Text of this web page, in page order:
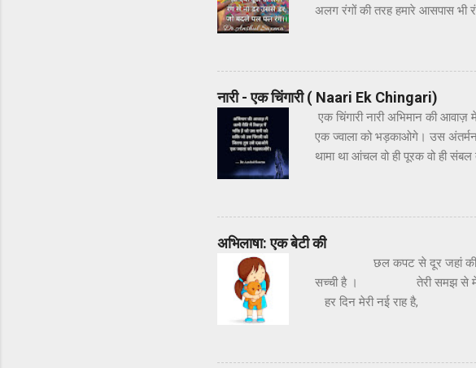
अलग रंगों की तरह हमारे आसपास भी
दूरी सारी भूलकर, हो एक दूजे के
दूसरे पर खुलकर रंग लगाइए चाहे वह
शुभकामनाएं। 🙏💐 By: Dr.Anshul
नारी - एक चिंगारी ( Naari Ek Chingari)
एक चिंगारी नारी अभिमान की आवाज़
एक ज्वाला को भड़काओगे। उस
थामा था आंचल वो ही पूरक वो ही
अभिलाषा: एक बेटी की
छल कपट से दूर जहां
सच्ची है । तेरी समझ
हर दिन मेरी नई राह